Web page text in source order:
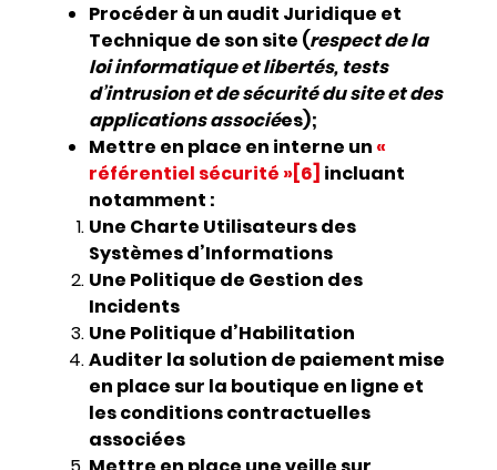
Procéder à un audit Juridique et
Technique de son site (respect de la
loi informatique et libertés, tests
d’intrusion et de sécurité du site et des
applications associées);
Mettre en place en interne un «
référentiel sécurité »[6] incluant
notamment :
Une Charte Utilisateurs des
Systèmes d’Informations
Une Politique de Gestion des
Incidents
Une Politique d’Habilitation
Auditer la solution de paiement mise
en place sur la boutique en ligne et
les conditions contractuelles
associées